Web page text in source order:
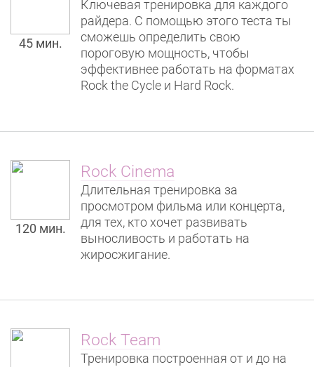
45 мин.
Ключевая тренировка для каждого
райдера. С помощью этого теста ты
сможешь определить свою
пороговую мощность, чтобы
эффективнее работать на форматах
Rock the Cycle и Hard Rock.
120 мин.
Rock Cinema
Длительная тренировка за
просмотром фильма или концерта,
для тех, кто хочет развивать
выносливость и работать на
жиросжигание.
Rock Team
Тренировка построенная от и до на